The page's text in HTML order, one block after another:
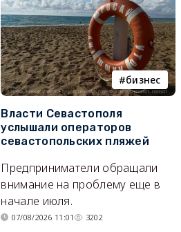
бизнес
Власти Севастополя
услышали операторов
севастопольских пляжей
Предприниматели обращали
внимание на проблему еще в
начале июля.
07/08/2026 11:01 3202